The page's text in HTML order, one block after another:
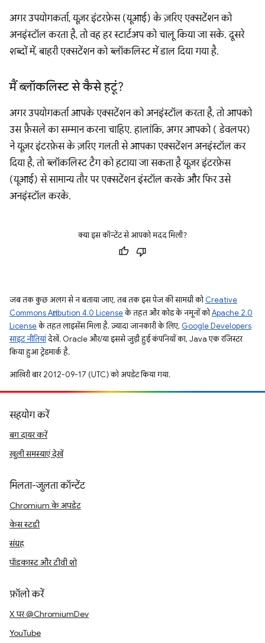
अगर उपयोगकर्ता, यूज़र इंटरफ़ेस (यूआई) के ज़रिए एक्सटेंशन को
अनइंस्टॉल करता है, तो वह हर स्टार्टअप को चालू किया जा सके. दूसरे
शब्दों में, बाहरी एक्सटेंशन को ब्लॉकलिस्ट में डाल दिया गया है.
मैं ब्लॉकलिस्ट से कैसे हटूं?
अगर उपयोगकर्ता आपके एक्सटेंशन को अनइंस्टॉल करता है, तो आपको
उस फ़ैसले का सम्मान करना चाहिए. हालांकि, अगर आपको ( डेवलपर)
ने यूज़र इंटरफ़ेस के ज़रिए गलती से आपका एक्सटेंशन अनइंस्टॉल कर
दिया है, तो ब्लॉकलिस्ट टैग को हटाया जा सकता है यूज़र इंटरफ़ेस
(यूआई) से सामान्य तौर पर एक्सटेंशन इंस्टॉल करके और फिर उसे
अनइंस्टॉल करके.
क्या इस कॉन्टेंट से आपको मदद मिली?
जब तक कुछ अलग से न बताया जाए, तब तक इस पेज की सामग्री कोCreative
Commons Attribution 4.0 Licenseके तहत और कोड के नमूनों कोApache 2.0
Licenseके तहत लाइसेंस मिला है. ज़्यादा जानकारी के लिए, Google Developers
साइट नीतियांदेखें. Oracle और/या इससे जुड़ी हुई कंपनियों का, Java एक रजिस्टर
किया हुआ ट्रेडमार्क है.
आखिरी बार 2012-09-17 (UTC) को अपडेट किया गया.
सहयोग करें
बग दायर करें
खुली समस्याएं देखें
मिलता-जुलता कॉन्टेंट
Chromium के अपडेट
केस स्टडी
संग्रह
पॉडकास्ट और टीवी शो
फ़ॉलो करें
X पर @ChromiumDev
YouTube